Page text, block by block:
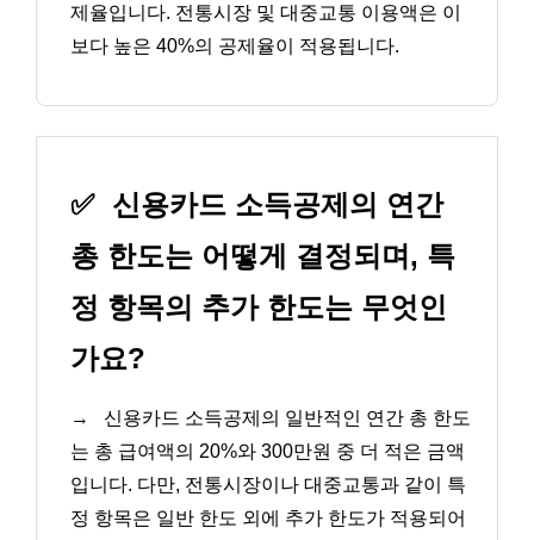
제율입니다. 전통시장 및 대중교통 이용액은 이
보다 높은 40%의 공제율이 적용됩니다.
✅ 신용카드 소득공제의 연간
총 한도는 어떻게 결정되며, 특
정 항목의 추가 한도는 무엇인
가요?
→
신용카드 소득공제의 일반적인 연간 총 한도
는 총 급여액의 20%와 300만원 중 더 적은 금액
입니다. 다만, 전통시장이나 대중교통과 같이 특
정 항목은 일반 한도 외에 추가 한도가 적용되어